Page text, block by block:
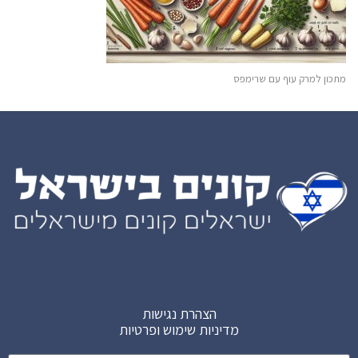
מתכון למרק עוף עם שרימפס
הצהרת נגישות
מדיניות שימוש ופרטיות